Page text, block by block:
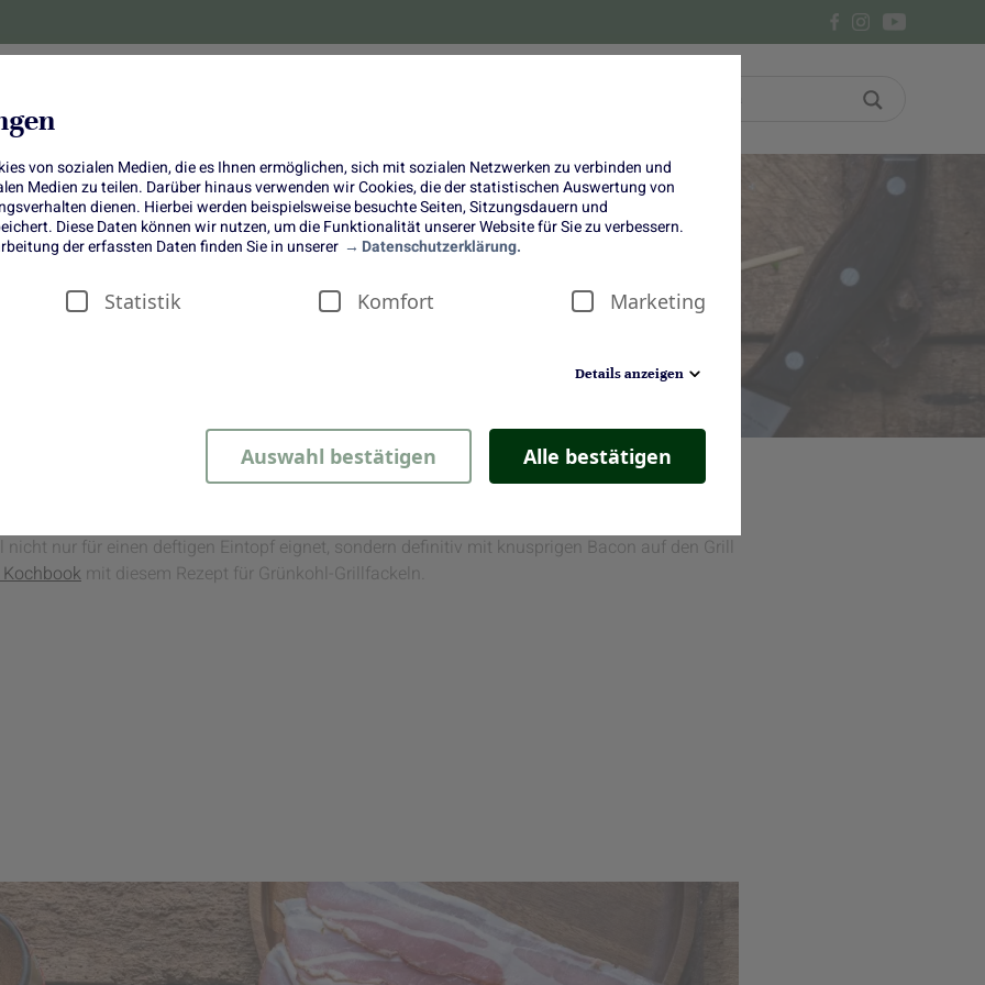
von sozialen Medien, die es Ihnen ermöglichen, sich mit sozialen Netzwerken zu verbinden und
Medien zu teilen. Darüber hinaus verwenden wir Cookies, die der statistischen Auswertung von
dienen. Hierbei werden beispielsweise besuchte Seiten, Sitzungsdauern und
Diese Daten können wir nutzen, um die Funktionalität unserer Website für Sie zu verbessern.
der erfassten Daten finden Sie in unserer
Datenschutzerklärung.
Statistik Komfort Marketing
Details anzeigen
Auswahl bestätigen Alle bestätigen
Grünkohl-Grillfackeln
Klassisches Gemüse trifft Grillkult
nur für einen deftigen Eintopf eignet, sondern definitiv mit knusprigen Bacon auf den Grill
Kochbook mit diesem Rezept für Grünkohl-Grillfackeln.